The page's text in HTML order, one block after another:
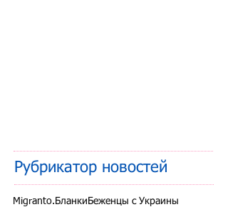
Рубрикатор новостей
Migranto.Бланки Беженцы с Украины